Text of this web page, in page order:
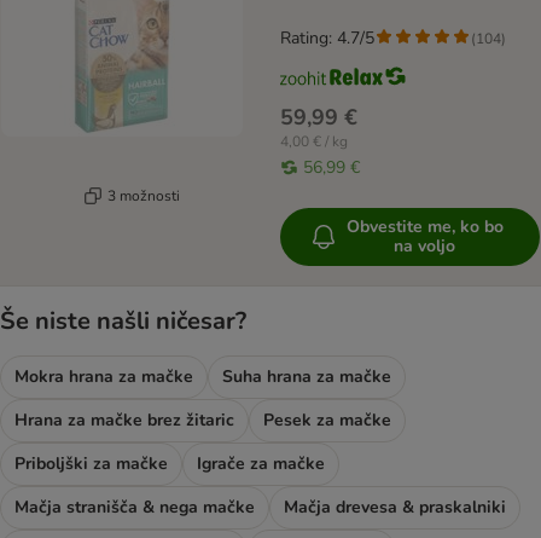
3 možnosti
59,99 €
4,00 € / kg
56,99 €
Rating: 4.7/5 (104)
Obvestite me, ko bo
na voljo
Še niste našli ničesar?
Mokra hrana za mačke
Suha hrana za mačke
Hrana za mačke brez žitaric
Pesek za mačke
Priboljški za mačke
Igrače za mačke
Mačja stranišča & nega mačke
Mačja drevesa & praskalniki